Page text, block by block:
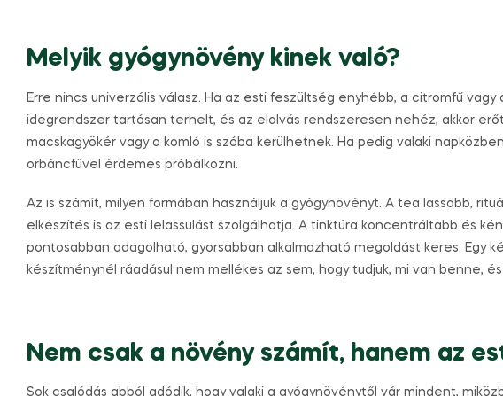
Melyik gyógynövény kinek való?
Erre nincs univerzális válasz. Ha az esti feszültség enyhébb, a citromfű vagy
idegrendszer tartósan terhelt, és az elalvás rendszeresen nehéz, akkor
macskagyökér vagy a komló is szóba kerülhetnek. Ha pedig valaki
orbáncfűvel érdemes próbálkozni.
Az is számít, milyen formában használjuk a gyógynövényt. A tea lassabb,
elkészítés is az esti lelassulást szolgálhatja. A tinktúra koncentráltabb és
pontosabban adagolható, gyorsabban alkalmazható megoldást keres. Egy
készítménynél ráadásul nem mellékes az sem, hogy tudjuk, mi van benne,
Nem csak a növény számít, hanem az
Sok csalódás abból adódik, hogy valaki a gyógynövénytől vár mindent,